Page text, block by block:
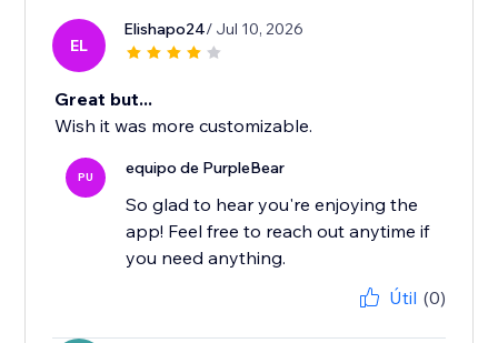
EL
Elishapo24/ Jul 10, 2026
Great but...
Wish it was more customizable.
PU equipo de PurpleBear
So glad to hear you're enjoying the
app! Feel free to reach out anytime if
you need anything.
Útil (0)